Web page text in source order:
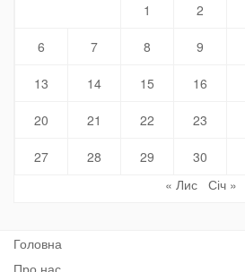
1
2
6 7 8 9
13 14 15 16
20 21 22 23
27 28 29 30
« Лис Січ »
Головна
Про нас